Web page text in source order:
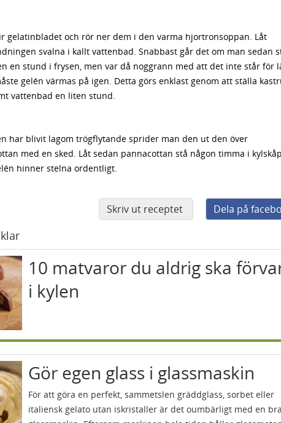
gelatinbladet och rör ner dem i den varma hjortronsoppan. Låt
svalna i kallt vattenbad. Snabbast går det om man sedan
en stund i frysen, men var då noggrann med att det inte står för
gelén värmas på igen. Detta görs enklast genom att ställa
vattenbad en liten stund.
har blivit lagom trögflytande sprider man den ut den över
med en sked. Låt sedan pannacottan stå någon timma i
hinner stelna ordentligt.
Skriv ut receptet Dela på
10 matvaror du aldrig ska
i kylen
Gör egen glass i glassmaskin
För att göra en perfekt, sammetslen gräddglass, sorbet eller
italiensk gelato utan iskristaller är det oumbärligt med en bra